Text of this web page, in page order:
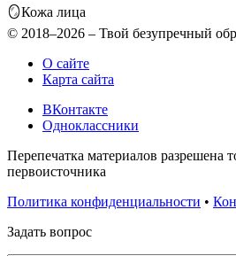
🪞Кожа лица
© 2018–2026 – Твой безупречный
О сайте
Карта сайта
ВКонтакте
Одноклассники
Перепечатка материалов разрешена
первоисточника
Политика конфиденциальности •
Задать вопрос